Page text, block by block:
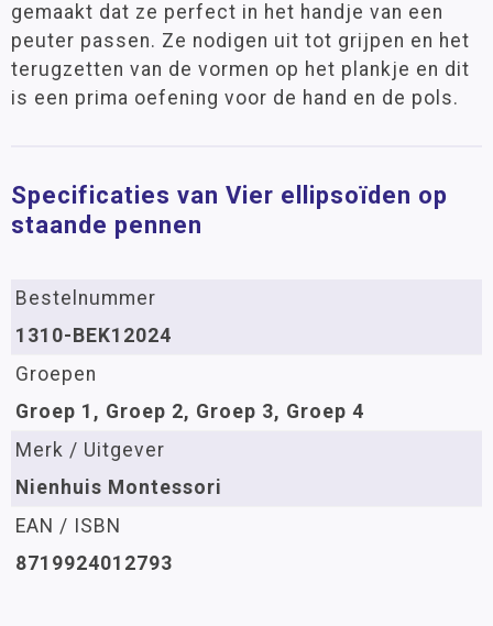
gemaakt dat ze perfect in het handje van een
peuter passen. Ze nodigen uit tot grijpen en het
terugzetten van de vormen op het plankje en dit
is een prima oefening voor de hand en de pols.
Specificaties van Vier ellipsoïden op
staande pennen
Bestelnummer
1310-BEK12024
Groepen
Groep 1, Groep 2, Groep 3, Groep 4
Merk / Uitgever
Nienhuis Montessori
EAN / ISBN
8719924012793